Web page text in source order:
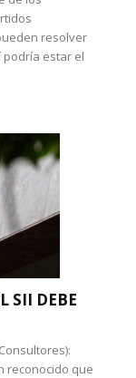
resolver
podría estar el
SII DEBE
reconocido que